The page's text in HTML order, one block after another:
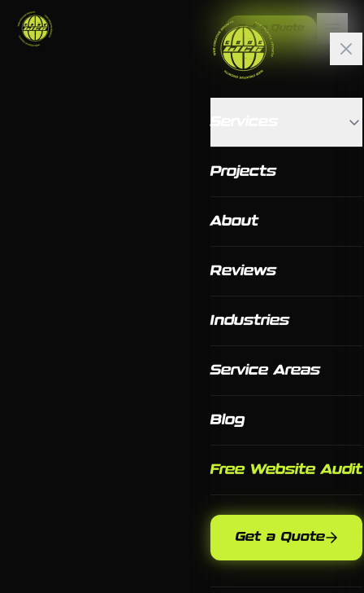
Get a Quote
Projects
About
Reviews
Industries
Service Areas
Blog
Free Website Audit
Get a Quote